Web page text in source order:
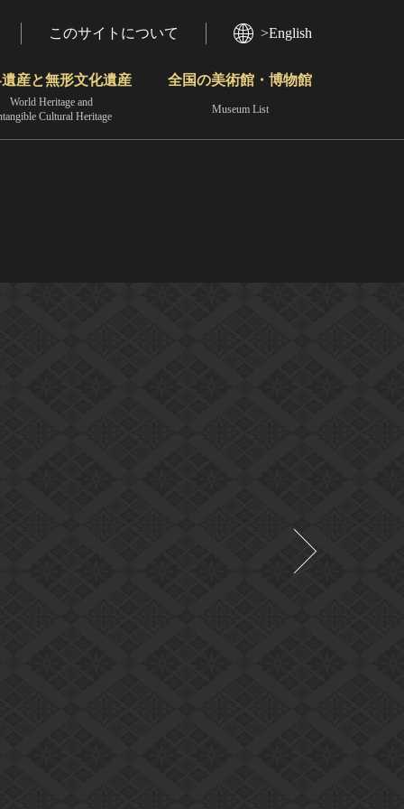
このサイトについて >English
産と無形文化遺産
World Heritage and
Cultural Heritage
全国の美術館・博物館
Museum List